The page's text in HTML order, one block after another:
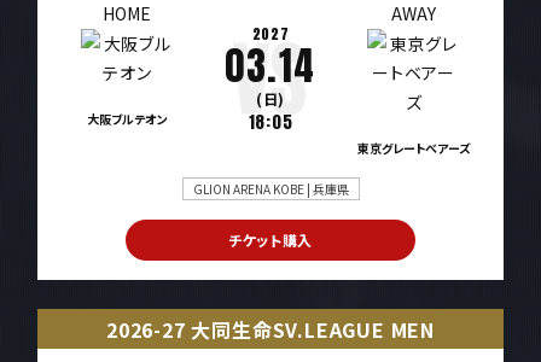
HOME
大阪ブルテオン
2027
03.14
(日)
18:05
AWAY
東京グレートベアーズ
GLION ARENA KOBE | 兵庫県
チケット購入
2026-27 大同生命SV.LEAGUE MEN